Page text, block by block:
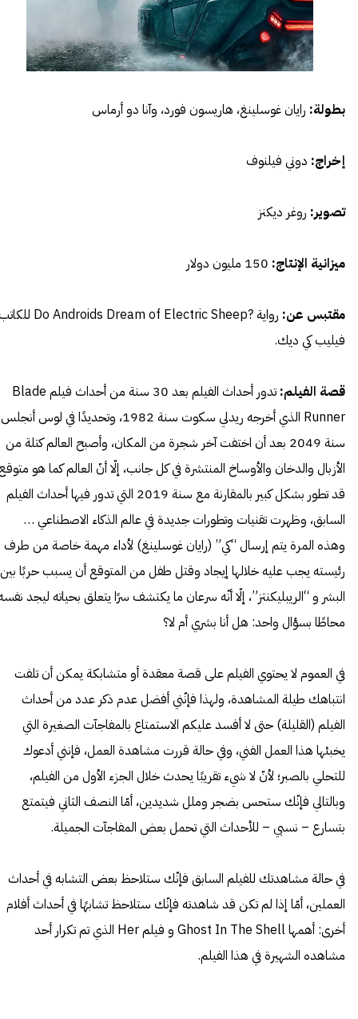
بطولة: رايان غوسلينغ، هاريسون فورد، وآنا دو أرماس
إخراج: دوني فيلنوف
تصوير: روغر ديكنز
ميزانية الإنتاج:
مقتبس عن: رواية ?Do Androids Dream of Electric Sheep
فيليب كي ديك.
قصة الفيلم:
تدور أحداث الفيلم بعد 30 سنة من أحداث فيلم Blade
Runner الذي أخرجه ريدلي سكوت سنة 1982، وتحديدًا في لوس أنجلس
سنة 2049 بعد أن اختفت آخر شجرة من المكان، وأصبح العالم كتلة من
الأزبال والدخان والأوساخ المنتشرة في كل جانب، إلّا أنّ العالم كما هو
قد تطور بشكل كبير بالمقارنة مع سنة 2019 التي تدور فيها أحداث الفيلم
السابق، وظهرت تقنيات وتطورات جديدة في عالم الذكاء الاصطناعي …
وهذه المرة يتم إرسال “كي” (رايان غوسلينغ) لأداء مهمة خاصة من طرف
رئيسته يجب عليه خلالها إيجاد وقتل طفل من المتوقع أن يسبب حربًا بين
البشر و “الريبليكنتز”، إلّا أنّه سرعان ما يكتشف سرًا يتعلق بحياته ليجد
محاطًا بسؤال واحد: هل أنا بشري أم لا؟
في العموم لا يحتوي الفيلم على قصة معقدة أو متشابكة يمكن أن تلفت
انتباهك طيلة المشاهدة، ولهذا فإنّني أفضل عدم ذكر عدد من أحداث
الفيلم (القليلة) حتى لا أفسد عليكم الاستمتاع بالمفاجآت الصغيرة التي
يخبئها هذا العمل الفني، وفي حالة قررت مشاهدة العمل، فإنني أدعوك
للتحلي بالصبر؛ لأنّ لا شيء تقريبًا يحدث خلال الجزء الأول من الفيلم،
وبالتالي فإنّك ستحس بضجر وملل شديدين، أمّا النصف الثاني فيتمتع
بتسارع – نسبي – للأحداث التي تحمل بعض المفاجآت الجميلة.
في حالة مشاهدتك للفيلم السابق فإنّك ستلاحظ بعض التشابه في أحداث
العملين، أمّا إذا لم تكن قد شاهدته فإنّك ستلاحظ تشابهًا في أحداث أفلام
أخرى: أهمها Ghost In The Shell و فيلم Her الذي تم تكرار أحد
مشاهده الشهيرة في هذا الفيلم.